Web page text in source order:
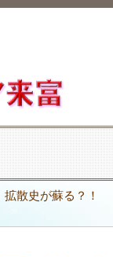
散史が蘇る？！